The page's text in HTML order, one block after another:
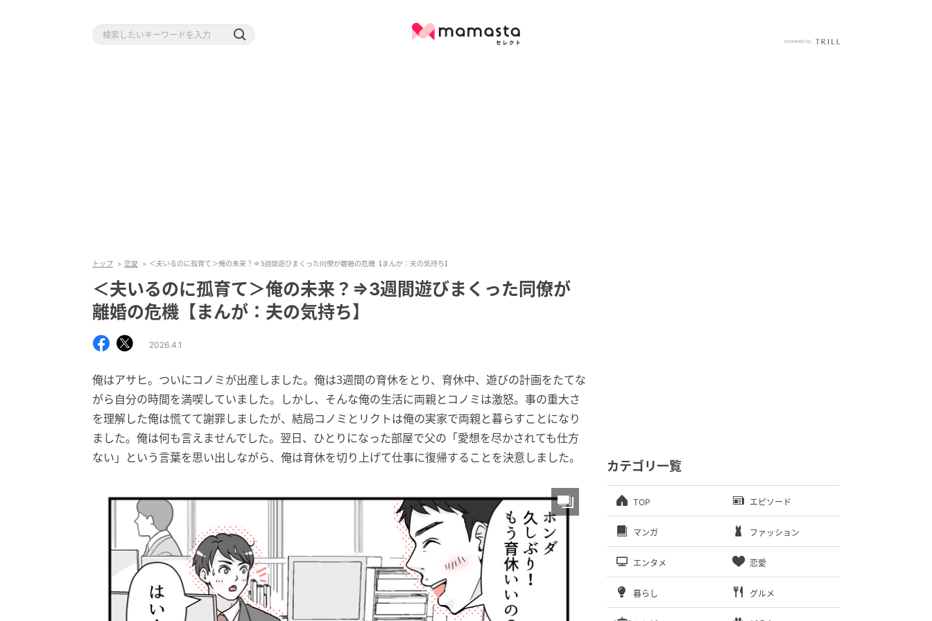
トップ 恋愛 ＜夫いるのに孤育て＞俺の未来？⇒3週間遊びまくった同僚が離婚の危機【まんが：夫の気持ち】
＜夫いるのに孤育て＞俺の未来？⇒3週間遊びまくった同僚が
離婚の危機【まんが：夫の気持ち】
2026.4.1
俺はアサヒ。ついにコノミが出産しました。俺は3週間の育休をとり、育休中、遊びの計画をたてな
がら自分の時間を満喫していました。しかし、そんな俺の生活に両親とコノミは激怒。事の重大さ
を理解した俺は慌てて謝罪しましたが、結局コノミとリクトは俺の実家で両親と暮らすことになり
ました。俺は何も言えませんでした。翌日、ひとりになった部屋で父の「愛想を尽かされても仕方
ない」という言葉を思い出しながら、俺は育休を切り上げて仕事に復帰することを決意しました。
カテゴリ一覧
TOP エピソード
マンガ ファッション
エンタメ 恋愛
暮らし グルメ